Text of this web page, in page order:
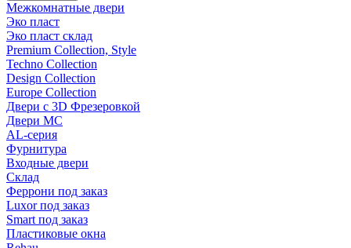
Межкомнатные двери
Эко пласт
Эко пласт склад
Premium Collection, Style
Techno Collection
Design Collection
Europe Collection
Двери с 3D Фрезеровкой
Двери МС
AL-серия
Фурнитура
Входные двери
Склад
Феррони под заказ
Luxor под заказ
Smart под заказ
Пластиковые окна